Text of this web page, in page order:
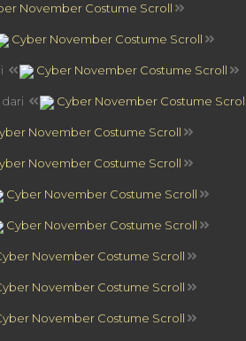
November Costume Scroll
Cyber November Costume Scroll
Cyber November Costume Scroll
dari Cyber November Costume
November Costume Scroll
November Costume Scroll
Cyber November Costume Scroll
Cyber November Costume Scroll
November Costume Scroll
November Costume Scroll
November Costume Scroll